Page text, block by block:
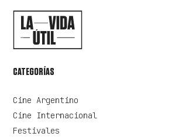
CATEGORÍAS
Cine Argentino
Cine Internacional
Festivales